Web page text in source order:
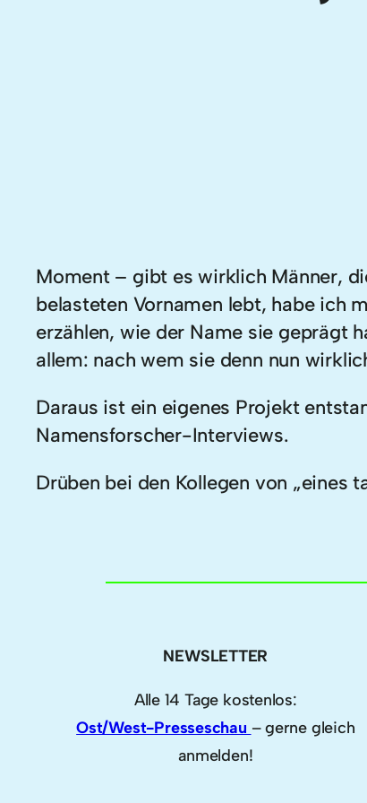
Moment – gibt es wirklich Männer,
belasteten Vornamen lebt, habe ich
erzählen, wie der Name sie geprägt
allem: nach wem sie denn nun
Daraus ist ein eigenes Projekt
Namensforscher-Interviews.
Drüben bei den Kollegen von „eines
NEWSLETTER
Alle 14 Tage kostenlos:
Ost/West-Presseschau – gerne gleich
anmelden!